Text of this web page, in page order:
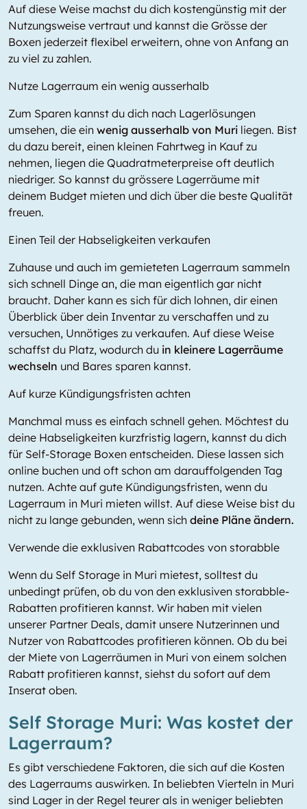
Auf diese Weise machst du dich kostengünstig mit der
Nutzungsweise vertraut und kannst die Grösse der
Boxen jederzeit flexibel erweitern, ohne von Anfang an
zu viel zu zahlen.
Nutze Lagerraum ein wenig ausserhalb
Zum Sparen kannst du dich nach Lagerlösungen
umsehen, die ein wenig ausserhalb von Muri liegen. Bist
du dazu bereit, einen kleinen Fahrtweg in Kauf zu
nehmen, liegen die Quadratmeterpreise oft deutlich
niedriger. So kannst du grössere Lagerräume mit
deinem Budget mieten und dich über die beste Qualität
freuen.
Einen Teil der Habseligkeiten verkaufen
Zuhause und auch im gemieteten Lagerraum sammeln
sich schnell Dinge an, die man eigentlich gar nicht
braucht. Daher kann es sich für dich lohnen, dir einen
Überblick über dein Inventar zu verschaffen und zu
versuchen, Unnötiges zu verkaufen. Auf diese Weise
schaffst du Platz, wodurch du in kleinere Lagerräume
wechseln und Bares sparen kannst.
Auf kurze Kündigungsfristen achten
Manchmal muss es einfach schnell gehen. Möchtest du
deine Habseligkeiten kurzfristig lagern, kannst du dich
für Self-Storage Boxen entscheiden. Diese lassen sich
online buchen und oft schon am darauffolgenden Tag
nutzen. Achte auf gute Kündigungsfristen, wenn du
Lagerraum in Muri mieten willst. Auf diese Weise bist du
nicht zu lange gebunden, wenn sich deine Pläne ändern.
Verwende die exklusiven Rabattcodes von storabble
Wenn du Self Storage in Muri mietest, solltest du
unbedingt prüfen, ob du von den exklusiven storabble-
Rabatten profitieren kannst. Wir haben mit vielen
unserer Partner Deals, damit unsere Nutzerinnen und
Nutzer von Rabattcodes profitieren können. Ob du bei
der Miete von Lagerräumen in Muri von einem solchen
Rabatt profitieren kannst, siehst du sofort auf dem
Inserat oben.
Self Storage Muri: Was kostet der
Lagerraum?
Es gibt verschiedene Faktoren, die sich auf die Kosten
des Lagerraums auswirken. In beliebten Vierteln in Muri
sind Lager in der Regel teurer als in weniger beliebten